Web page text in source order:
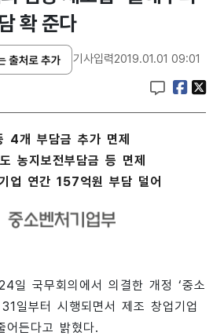
확 준다
기사입력2019.01.01 09:01
4개 부담금 추가 면제
농지보전부담금 등 면제
업 연간 157억원 부담 덜어
일 국무회의에서 의결한 개정 ‘중소
일부터 시행되면서 제조 창업기업
든다고 밝혔다.